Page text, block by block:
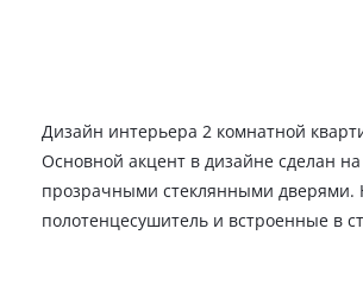
Дизайн интерьера 2 комнатной
Основной акцент в дизайне сделан
прозрачными стеклянными дверями.
полотенцесушитель и встроенные в